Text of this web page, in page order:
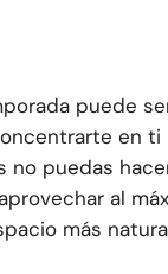
puede
en ti
no puedas
al
más